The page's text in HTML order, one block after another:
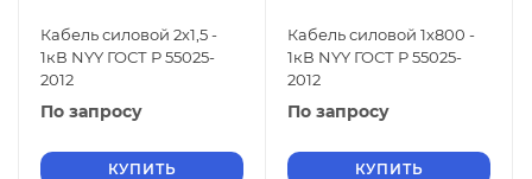
Кабель силовой 2х1,5 -
1кВ NYY ГОСТ Р 55025-
2012
По запросу
КУПИТЬ
Кабель силовой 1х800 -
1кВ NYY ГОСТ Р 55025-
2012
По запросу
КУПИТЬ